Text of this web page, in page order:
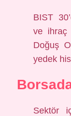
BIST
ve ihraç
Doğuş
yedek
Sektör